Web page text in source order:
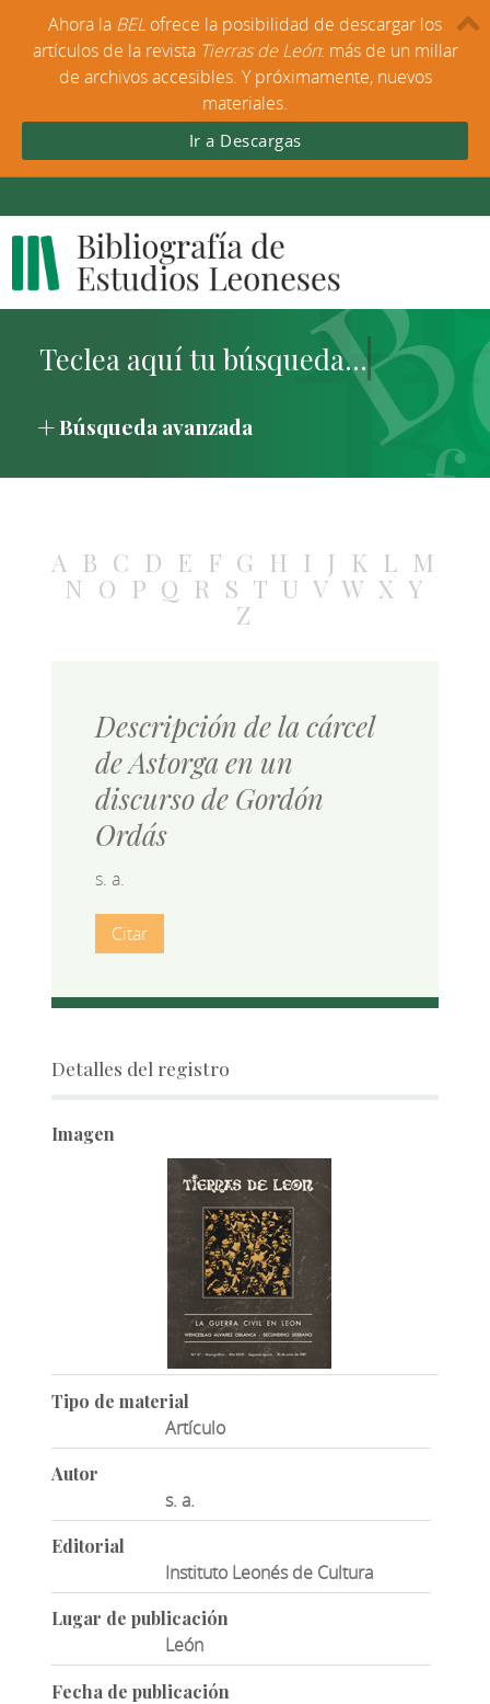
Búsqueda avanzada
A B C D E F G H I J K L M
N O P Q R S T U V W X Y
Z
Descripción de la cárcel
de Astorga en un
discurso de Gordón
Ordás
s. a.
Citar
Detalles del registro
Imagen
Tipo de material
Artículo
Autor
s. a.
Editorial
Instituto Leonés de Cultura
Lugar de publicación
León
Fecha de publicación
Ahora la BEL ofrece la posibilidad de descargar los
artículos de la revista Tierras de León: más de un millar
de archivos accesibles. Y próximamente, nuevos
materiales.
Ir a Descargas